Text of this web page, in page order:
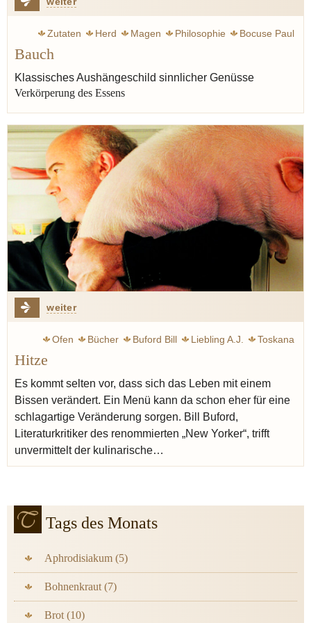
Zutaten Herd Magen Philosophie
Bocuse Paul
Erfort Klaus
Klink Vincent
Linster Lea
Balzac Honoré de
Bauch
Klassisches Aushängeschild sinnlicher Genüsse
Verkörperung des Essens
weiter
Ofen Bücher Buford Bill Liebling A.J.
Toskana
New Yorker
Brillat-Savarin Jean Anthelme
Hitze
Es kommt selten vor, dass sich das Leben mit einem
Bissen verändert. Ein Menü kann da schon eher für eine
schlagartige Veränderung sorgen. Bill Buford,
Literaturkritiker des renommierten „New Yorker“, trifft
unvermittelt der kulinarische…
Tags des Monats
Aphrodisiakum (5)
Bohnenkraut (7)
Brot (10)